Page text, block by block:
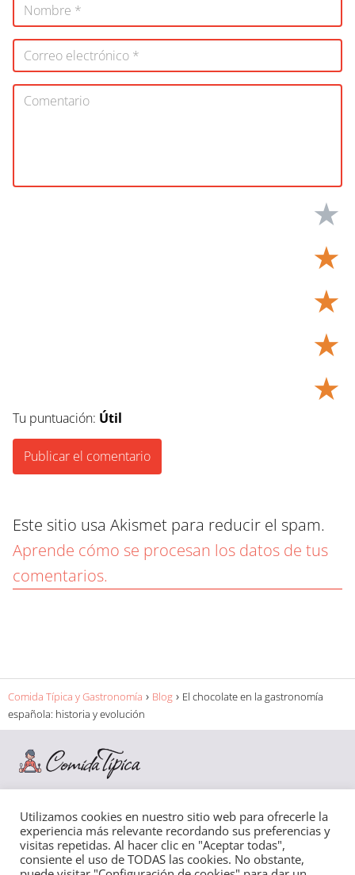
★
★
★
★
★
Tu puntuación: Útil
Este sitio usa Akismet para reducir el spam.
Aprende cómo se procesan los datos de tus
comentarios.
Comida Típica y Gastronomía Blog
El chocolate en la gastronomía
española: historia y evolución
Amantes y entusiastas de la comida española nos hemos
reunido para ofrecerte este recopilatorio de la comida típica
española, ordenadas por región y comunidades autónomas
Utilizamos cookies en nuestro sitio web para ofrecerle la
experiencia más relevante recordando sus preferencias y
visitas repetidas. Al hacer clic en "Aceptar todas",
consiente el uso de TODAS las cookies. No obstante,